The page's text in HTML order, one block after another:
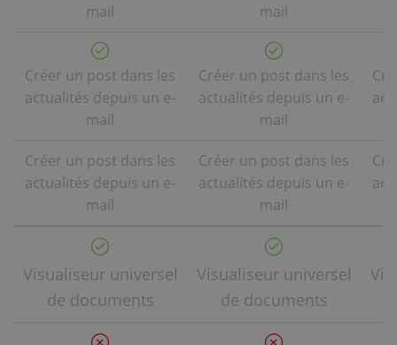
mail
mail
Créer un post dans les
actualités depuis un e-
mail
Créer un post dans les
actualités depuis un e-
mail
Créer un post dans les
actualités depuis un e-
mail
Créer un post dans les
actualités depuis un e-
mail
Visualiseur universel
de documents
Visualiseur universel
de documents